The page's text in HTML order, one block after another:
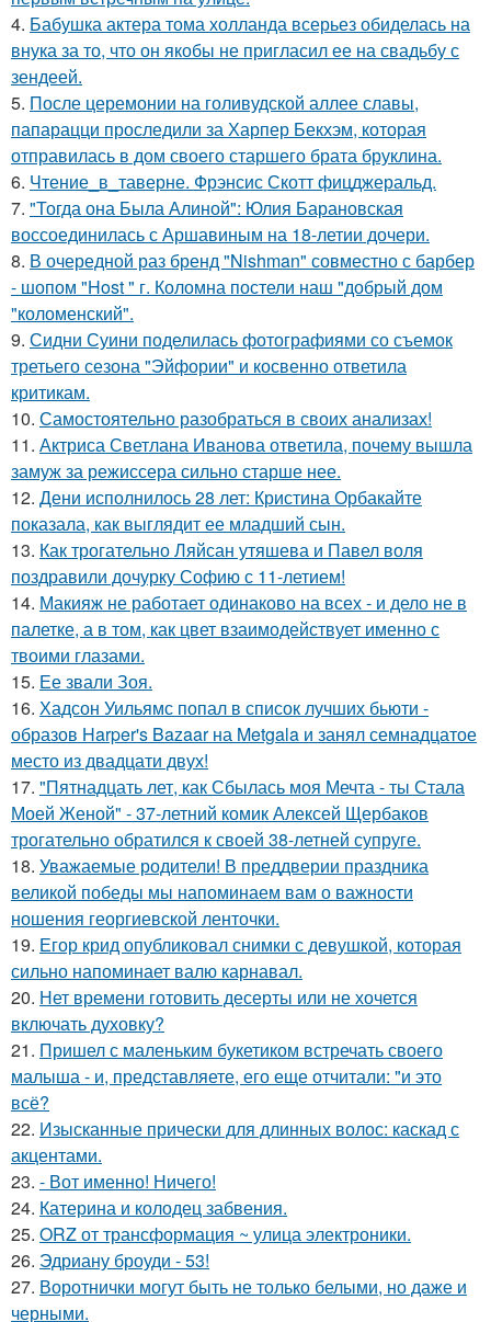
4. Бабушка актера тома холланда всерьез обиделась на
внука за то, что он якобы не пригласил ее на свадьбу с
зендеей.
5. После церемонии на голивудской аллее славы,
папарацци проследили за Харпер Бекхэм, которая
отправилась в дом своего старшего брата бруклина.
6. Чтение_в_таверне. Фрэнсис Скотт фицджеральд.
7. "Тогда она Была Алиной": Юлия Барановская
воссоединилась с Аршавиным на 18-летии дочери.
8. В очередной раз бренд "Nishman" совместно с барбер
- шопом "Host " г. Коломна постели наш "добрый дом
"коломенский".
9. Сидни Суини поделилась фотографиями со съемок
третьего сезона "Эйфории" и косвенно ответила
критикам.
10. Самостоятельно разобраться в своих анализах!
11. Актриса Светлана Иванова ответила, почему вышла
замуж за режиссера сильно старше нее.
12. Дени исполнилось 28 лет: Кристина Орбакайте
показала, как выглядит ее младший сын.
13. Как трогательно Ляйсан утяшева и Павел воля
поздравили дочурку Софию с 11-летием!
14. Макияж не работает одинаково на всех - и дело не в
палетке, а в том, как цвет взаимодействует именно с
твоими глазами.
15. Ее звали Зоя.
16. Хадсон Уильямс попал в список лучших бьюти -
образов Harper's Bazaar на Metgala и занял семнадцатое
место из двадцати двух!
17. "Пятнадцать лет, как Сбылась моя Мечта - ты Стала
Моей Женой" - 37-летний комик Алексей Щербаков
трогательно обратился к своей 38-летней супруге.
18. Уважаемые родители! В преддверии праздника
великой победы мы напоминаем вам о важности
ношения георгиевской ленточки.
19. Егор крид опубликовал снимки с девушкой, которая
сильно напоминает валю карнавал.
20. Нет времени готовить десерты или не хочется
включать духовку?
21. Пришел с маленьким букетиком встречать своего
малыша - и, представляете, его еще отчитали: "и это
всё?
22. Изысканные прически для длинных волос: каскад с
акцентами.
23. - Вот именно! Ничего!
24. Катерина и колодец забвения.
25. ORZ от трансформация ~ улица электроники.
26. Эдриану броуди - 53!
27. Воротнички могут быть не только белыми, но даже и
черными.